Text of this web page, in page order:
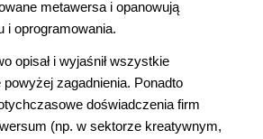
metawersa i opanowują
i oprogramowania.
opisał i wyjaśnił wszystkie
zagadnienia. Ponadto
doświadczenia firm
(np. w sektorze kreatywnym,